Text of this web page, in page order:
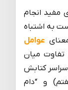
مفید انجام
به اشتباه
عوامل
تفاوت میان
کتابش
و “دام